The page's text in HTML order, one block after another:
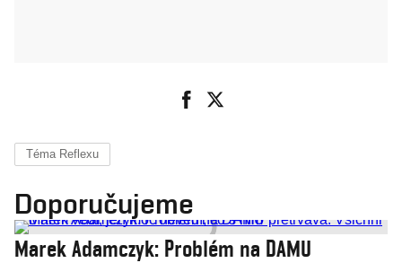
Téma Reflexu
Doporučujeme
Marek Adamczyk: Problém na DAMU